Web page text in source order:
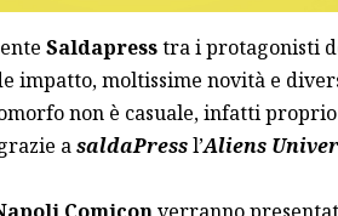
Saldapresstra i protagonisti
impatto, moltissime novità e
non è casuale, infatti
asaldaPressl’Aliens